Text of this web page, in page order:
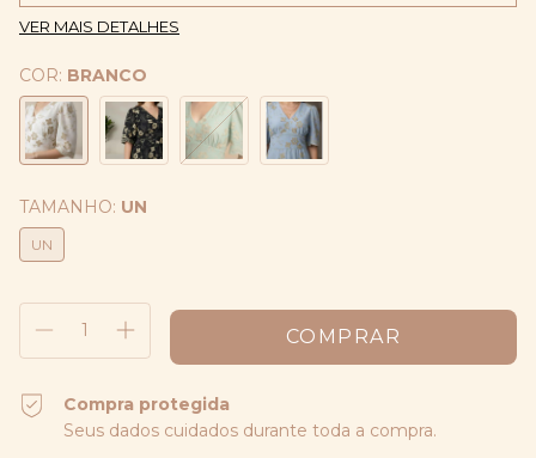
VER MAIS DETALHES
COR: BRANCO
TAMANHO: UN
UN
Compra protegida
Seus dados cuidados durante toda a compra.